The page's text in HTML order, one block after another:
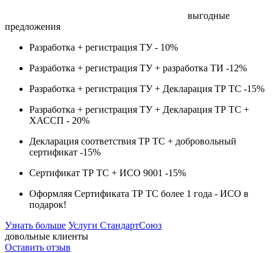
выгодные
предложения
Разработка + регистрация ТУ - 10%
Разработка + регистрация ТУ + разработка ТИ -12%
Разработка + регистрация ТУ + Декларация ТР ТС -15%
Разработка + регистрация ТУ + Декларация ТР ТС +
ХАССП - 20%
Декларация соответствия ТР ТС + добровольный
сертификат -15%
Сертификат ТР ТС + ИСО 9001 -15%
Оформляя Сертификата ТР ТС более 1 года - ИСО в
подарок!
Узнать больше Услуги СтандартСоюз
довольные клиенты
Оставить отзыв